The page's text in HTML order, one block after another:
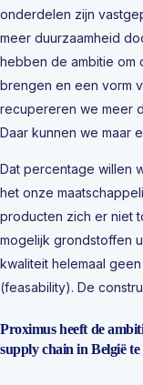
onderdelen zijn
meer duurzaamheid
hebben de ambitie om
brengen en een vorm
recupereren we meer
Daar kunnen we maar
Dat percentage willen
het onze
producten zich er niet
mogelijk grondstoffen
kwaliteit helemaal
(feasability). De
Proximus heeft de
supply chain in België